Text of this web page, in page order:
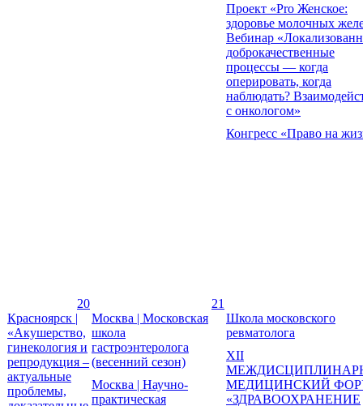
Проект «Pro Женское:
здоровье молочных
Вебинар
доброкачественные
процессы — когда
оперировать, когда
наблюдать?
с онкологом»
Конгресс «Право на
20
Красноярск |
«Акушерство,
гинекология и
репродукция –
актуальные
проблемы,
21
Москва | Московская
школа
гастроэнтеролога
(весенний сезон)
Москва | Научно-
практическая
Школа московского
ревматолога
XII
МЕДИЦИНСКИЙ
«ЗДРАВООХРАНЕНИЕ